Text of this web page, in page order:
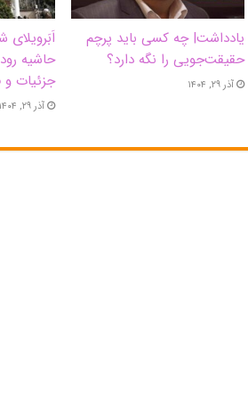
یادداشت| ‌چه کسی باید پرچم
حقیقت‌جویی را نگه دارد؟
آذر ۲۹, ۱۴۰۴
حاشیه‌
جزئیات و
آذر ۲۹, ۱۴۰۴